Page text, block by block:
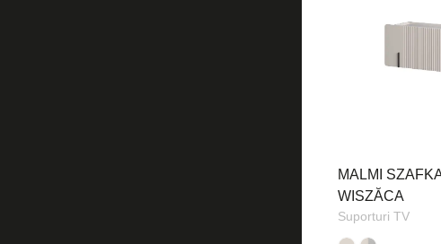
MALMI
WISZĂCA
Suporturi TV